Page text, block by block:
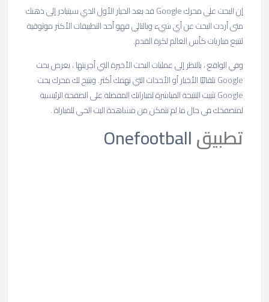
إن البحث على محرك Google قد يعد الخيار الأول الذي سيتبادر إلى ذهنك
متى أردت البحث عن أي شيء وبالتالي فهو أحد التطبيقات الأكثر موثوقية
لتتبع مباريات كأس العالم لكرة القدم.
وفي الواقع ، بالنظر إلى عمليات البحث الأخيرة التي أجريتها ، يعرض بحث
Google تلقائيًا الأخبار أو الأحداث التي تهمك أكثر. ويتيح لك محرك بحث
Google تثبيت النتيجة المباشرة لمباراتك المفضلة على الصفحة الرئيسية
لمتصفحك في حال ما لم تتمكن من مشاهدة البث الحي للمباراة .
تطبيقOnefootball